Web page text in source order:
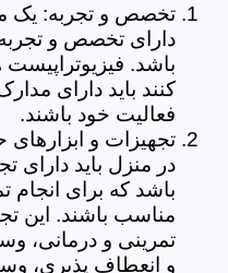
تخصص و تجربه: یک
دارای تخصص و تجربه
باشد.
کنند باید دارای
فعالیت خود باشند.
تجهیزات و
در منزل باید دارای
باشد که برای انجام
مناسب باشند. این
تمرینی و درمانی،
و انعطاف پذیری،